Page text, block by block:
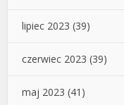
lipiec 2023 (39)
czerwiec 2023 (39)
maj 2023 (41)